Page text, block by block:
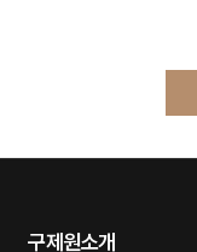
구제원소개